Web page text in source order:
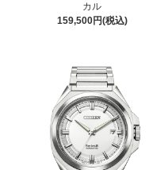
カル
159,500円(税込)